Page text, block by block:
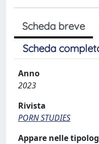
Scheda breve
Scheda
Anno
2023
Rivista
PORN STUDIES
Appare nelle